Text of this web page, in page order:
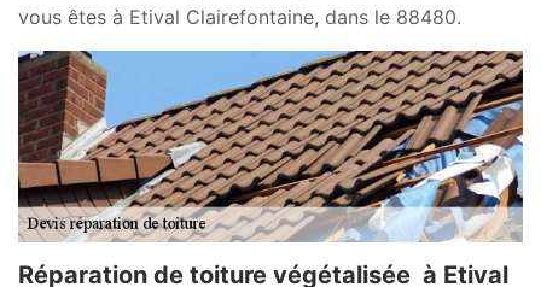
vous êtes à Etival Clairefontaine, dans le 88480.
Réparation de toiture végétalisée à Etival